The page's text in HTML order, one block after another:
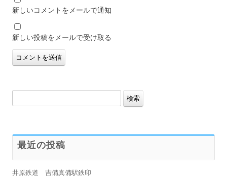
新しいコメントをメールで通知
新しい投稿をメールで受け取る
索:
最近の投稿
井原鉄道 吉備真備駅鉄印